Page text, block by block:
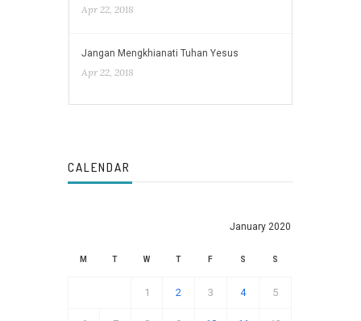
Apr 22, 2018
Jangan Mengkhianati Tuhan Yesus
Apr 22, 2018
CALENDAR
January 2020
M T W T F S S
1 2 3 4 5